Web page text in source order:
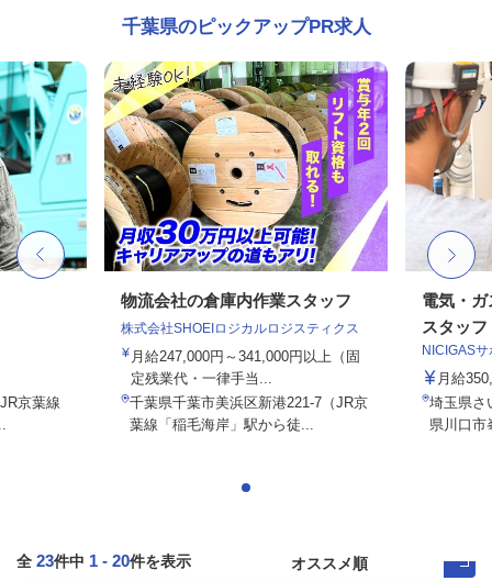
千葉県のピックアップPR求人
京葉線
物流会社の倉庫内作業スタッフ
株式会社SHOEIロジカルロジスティクス
月給247,000円～341,000円以上（固
定残業代・一律手当...
千葉県千葉市美浜区新港221-7（JR京
葉線「稲毛海岸」駅から徒...
電気・
スタッフ
NICIGAS
月給
埼玉県さ
県川口市
全 23件中 1 - 20件を表示